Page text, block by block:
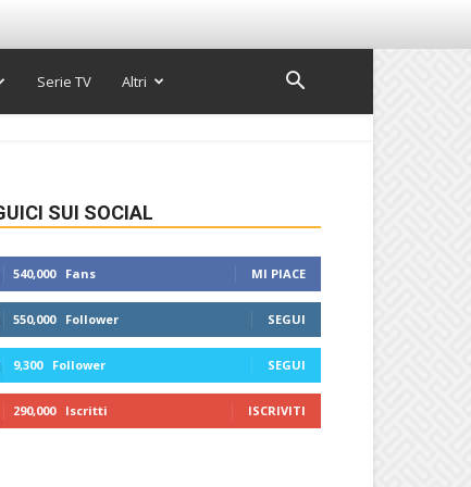
Serie TV Altri
SUI SOCIAL
540,000 Fans MI PIACE
550,000 Follower SEGUI
9,300 Follower SEGUI
290,000 Iscritti ISCRIVITI